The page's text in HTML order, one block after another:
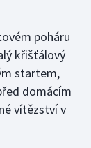
poháru
křišťálový
startem,
domácím
vítězství v